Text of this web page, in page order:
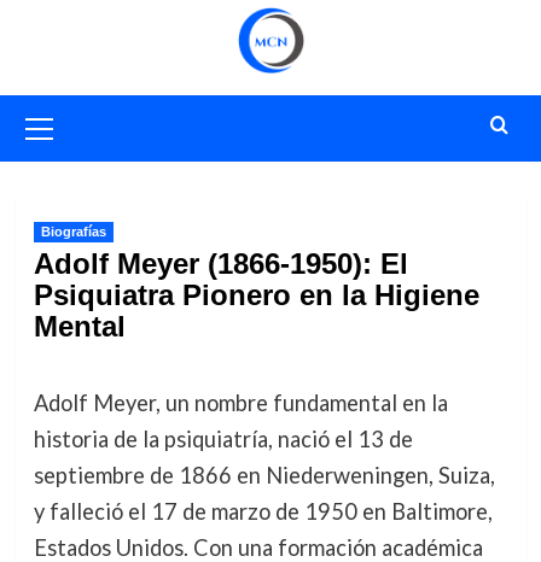
primario
Biografías
Adolf Meyer (1866-1950): El
Psiquiatra Pionero en la Higiene
Mental
Adolf Meyer, un nombre fundamental en la
historia de la psiquiatría, nació el 13 de
septiembre de 1866 en Niederweningen, Suiza,
y falleció el 17 de marzo de 1950 en Baltimore,
Estados Unidos. Con una formación académica